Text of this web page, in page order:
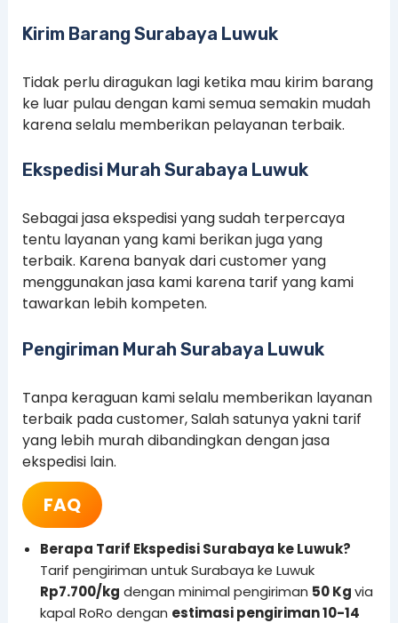
Kirim Barang Surabaya Luwuk
Tidak perlu diragukan lagi ketika mau kirim barang
ke luar pulau dengan kami semua semakin mudah
karena selalu memberikan pelayanan terbaik.
Ekspedisi Murah Surabaya Luwuk
Sebagai jasa ekspedisi yang sudah terpercaya
tentu layanan yang kami berikan juga yang
terbaik. Karena banyak dari customer yang
menggunakan jasa kami karena tarif yang kami
tawarkan lebih kompeten.
Pengiriman Murah Surabaya Luwuk
Tanpa keraguan kami selalu memberikan layanan
terbaik pada customer, Salah satunya yakni tarif
yang lebih murah dibandingkan dengan jasa
ekspedisi lain.
FAQ
Berapa Tarif Ekspedisi Surabaya ke Luwuk?
Tarif pengiriman untuk Surabaya ke Luwuk
Rp7.700/kg dengan minimal pengiriman 50 Kgvia
kapal RoRo dengan estimasi pengiriman 10-14